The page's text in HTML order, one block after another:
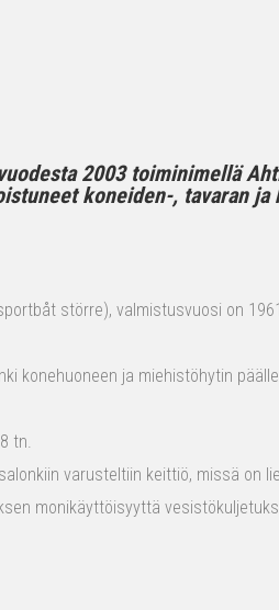
2003 toiminimellä
koneiden-, tavaran
större), valmistusvuosi on
konehuoneen ja miehistöhytin
tn.
varusteltiin keittiö, missä on
monikäyttöisyyttä